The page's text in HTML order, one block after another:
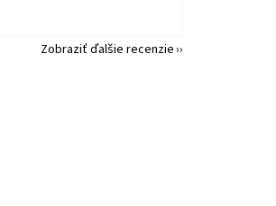
Zobraziť ďalšie recenzie